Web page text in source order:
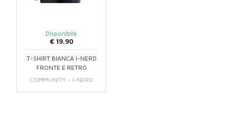
Disponibile
€ 19.90
T-SHIRT BIANCA I-NERD
FRONTE E RETRO
COMMUNITY - I-NERD